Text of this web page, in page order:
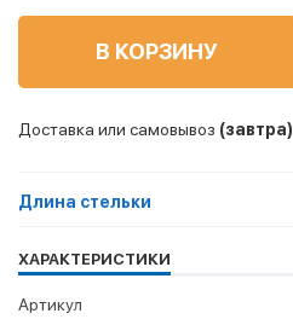
В КОРЗИНУ
Доставка или самовывоз (завтра)
Длина стельки
ХАРАКТЕРИСТИКИ
Артикул